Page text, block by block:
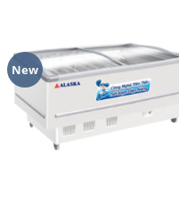
New